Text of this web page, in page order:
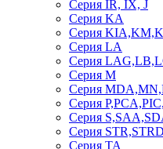
Серия IR, IX, J
Серия KA
Серия
Серия LA
Серия
Серия M
Серия
Серия
Серия
Серия
Серия TA